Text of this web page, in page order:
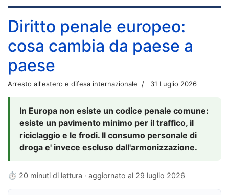
Diritto penale europeo:
cosa cambia da paese a
paese
Arresto all'estero e difesa internazionale 31 Luglio 2026
In Europa non esiste un codice penale comune:
esiste un pavimento minimo per il traffico, il
riciclaggio e le frodi. Il consumo personale di
droga e' invece escluso dall'armonizzazione.
⏱ 20 minuti di lettura · aggiornato al 29 luglio 2026